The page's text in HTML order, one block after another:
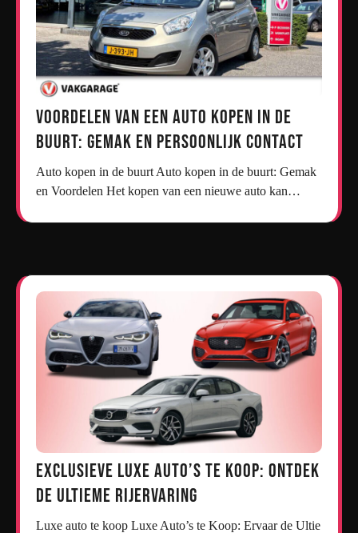
Voordelen van een Auto Kopen in de
Buurt: Gemak en Persoonlijk Contact
Auto kopen in de buurt Auto kopen in de buurt: Gemak
en Voordelen Het kopen van een nieuwe auto kan…
Exclusieve Luxe Auto’s te Koop: Ontdek
de Ultieme Rijervaring
Luxe auto te koop Luxe Auto’s te Koop: Ervaar de Ultie